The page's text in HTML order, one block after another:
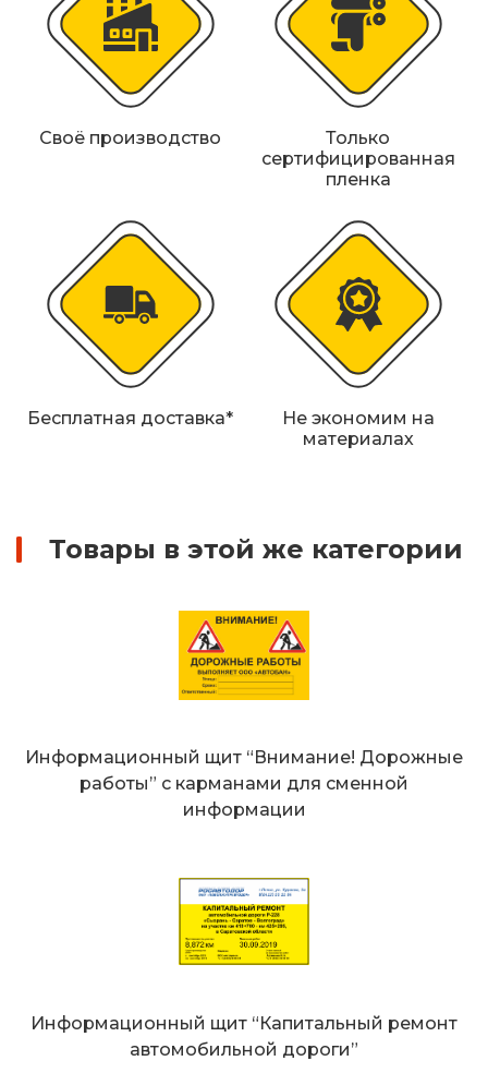
Железнодорожные путевые знаки
Прочее
Своё производство
Только
сертифицированная
пленка
Бесплатная доставка*
Не экономим на
материалах
Товары в этой же категории
Информационный щит “Внимание! Дорожные
работы” с карманами для сменной
информации
Информационный щит “Капитальный ремонт
автомобильной дороги”